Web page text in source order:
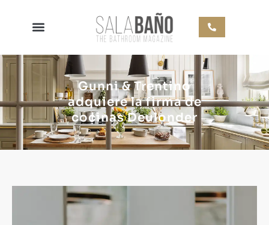
Gunni & Trentino
adquiere la firma de
cocinas Deulonder